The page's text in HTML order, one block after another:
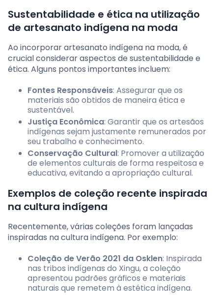
Sustentabilidade e ética na utilização
de artesanato indígena na moda
Ao incorporar artesanato indígena na moda, é
crucial considerar aspectos de sustentabilidade e
ética. Alguns pontos importantes incluem:
Fontes Responsáveis: Assegurar que os
materiais são obtidos de maneira ética e
sustentável.
Justiça Econômica: Garantir que os artesãos
indígenas sejam justamente remunerados por
seu trabalho e conhecimento.
Conservação Cultural: Promover a utilização
de elementos culturais de forma respeitosa e
educativa, evitando a apropriação cultural.
Exemplos de coleção recente inspirada
na cultura indígena
Recentemente, várias coleções foram lançadas
inspiradas na cultura indígena. Por exemplo:
Coleção de Verão 2021 da Osklen: Inspirada
nas tribos indígenas do Xingu, a coleção
apresentou padrões gráficos e materiais
naturais que remetem à estética indígena.